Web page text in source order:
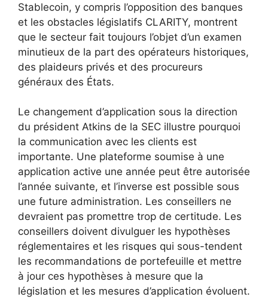
Stablecoin, y compris l’opposition des banques
et les obstacles législatifs CLARITY, montrent
que le secteur fait toujours l’objet d’un examen
minutieux de la part des opérateurs historiques,
des plaideurs privés et des procureurs
généraux des États.
Le changement d’application sous la direction
du président Atkins de la SEC illustre pourquoi
la communication avec les clients est
importante. Une plateforme soumise à une
application active une année peut être autorisée
l’année suivante, et l’inverse est possible sous
une future administration. Les conseillers ne
devraient pas promettre trop de certitude. Les
conseillers doivent divulguer les hypothèses
réglementaires et les risques qui sous-tendent
les recommandations de portefeuille et mettre
à jour ces hypothèses à mesure que la
législation et les mesures d’application évoluent.